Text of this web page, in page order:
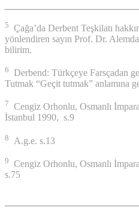
5 Çağa’da Derbent Teşkilatı
yönlendiren sayın Prof. Dr.
bilirim.
6 Derbend: Türkçeye Farsçadan
Tutmak “Geçit tutmak” anlamına
7 Cengiz Orhonlu, Osmanlı
İstanbul 1990, s.9
8 A.g.e. s.13
9 Cengiz Orhonlu, Osmanlı
s.75